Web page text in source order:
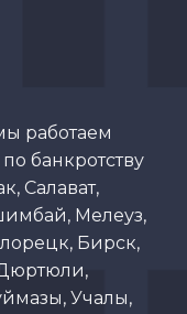
работаем
банкротству
Салават,
Мелеуз,
Бирск,
Учалы,